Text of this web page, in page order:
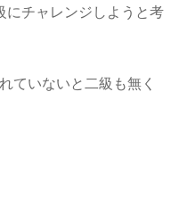
にチャレンジしようと考
ていないと二級も無く